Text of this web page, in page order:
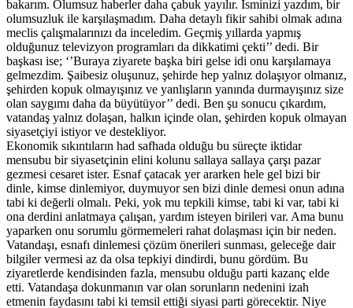
bakarım. Olumsuz haberler daha çabuk yayılır. İsminizi yazdım, bir
olumsuzluk ile karşılaşmadım. Daha detaylı fikir sahibi olmak adına
meclis çalışmalarınızı da inceledim. Geçmiş yıllarda yapmış
olduğunuz televizyon programları da dikkatimi çekti’’ dedi. Bir
başkası ise; ‘’Buraya ziyarete başka biri gelse idi onu karşılamaya
gelmezdim. Şaibesiz oluşunuz, şehirde hep yalnız dolaşıyor olmanız,
şehirden kopuk olmayışınız ve yanlışların yanında durmayışınız size
olan saygımı daha da büyütüyor’’ dedi. Ben şu sonucu çıkardım,
vatandaş yalnız dolaşan, halkın içinde olan, şehirden kopuk olmayan
siyasetçiyi istiyor ve destekliyor.
Ekonomik sıkıntıların had safhada olduğu bu süreçte iktidar
mensubu bir siyasetçinin elini kolunu sallaya sallaya çarşı pazar
gezmesi cesaret ister. Esnaf çatacak yer ararken hele gel bizi bir
dinle, kimse dinlemiyor, duymuyor sen bizi dinle demesi onun adına
tabi ki değerli olmalı. Peki, yok mu tepkili kimse, tabi ki var, tabi ki
ona derdini anlatmaya çalışan, yardım isteyen birileri var. Ama bunu
yaparken onu sorumlu görmemeleri rahat dolaşması için bir neden.
Vatandaşı, esnafı dinlemesi çözüm önerileri sunması, geleceğe dair
bilgiler vermesi az da olsa tepkiyi dindirdi, bunu gördüm. Bu
ziyaretlerde kendisinden fazla, mensubu olduğu parti kazanç elde
etti. Vatandaşa dokunmanın var olan sorunların nedenini izah
etmenin faydasını tabi ki temsil ettiği siyasi parti görecektir. Niye